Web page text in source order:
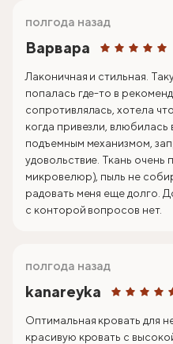
Варвара
полгода назад
Лаконичная и стильная.
попалась где-то в
сопротивлялась, хотела
когда привезли,
подъемным механизмом,
удовольствие. Ткань очень
микровелюр), пыль не
радовать меня еще долго.
с конторой вопросов нет.
kanareyka
полгода назад
Оптимальная кровать для
красивую кровать с